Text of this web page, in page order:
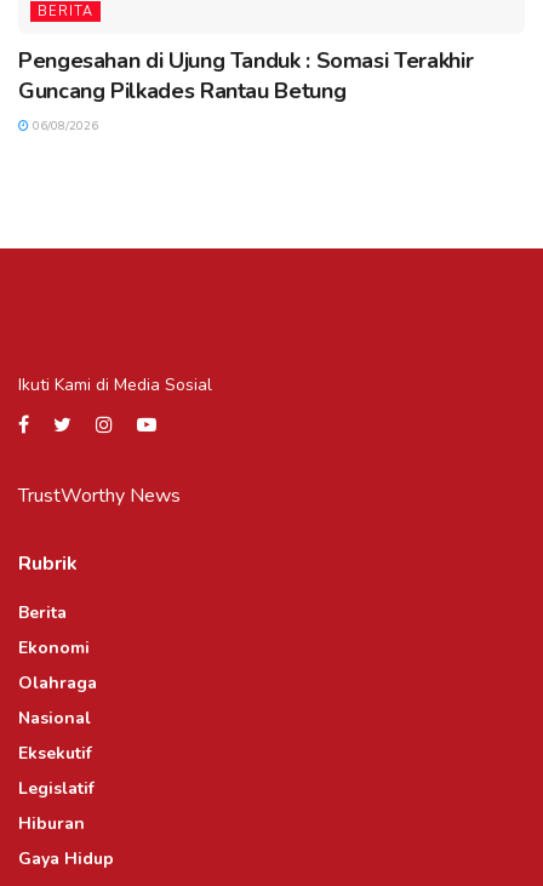
BERITA
Pengesahan di Ujung Tanduk : Somasi Terakhir
Guncang Pilkades Rantau Betung
06/08/2026
Ikuti Kami di Media Sosial
TrustWorthy News
Rubrik
Berita
Ekonomi
Olahraga
Nasional
Eksekutif
Legislatif
Hiburan
Gaya Hidup